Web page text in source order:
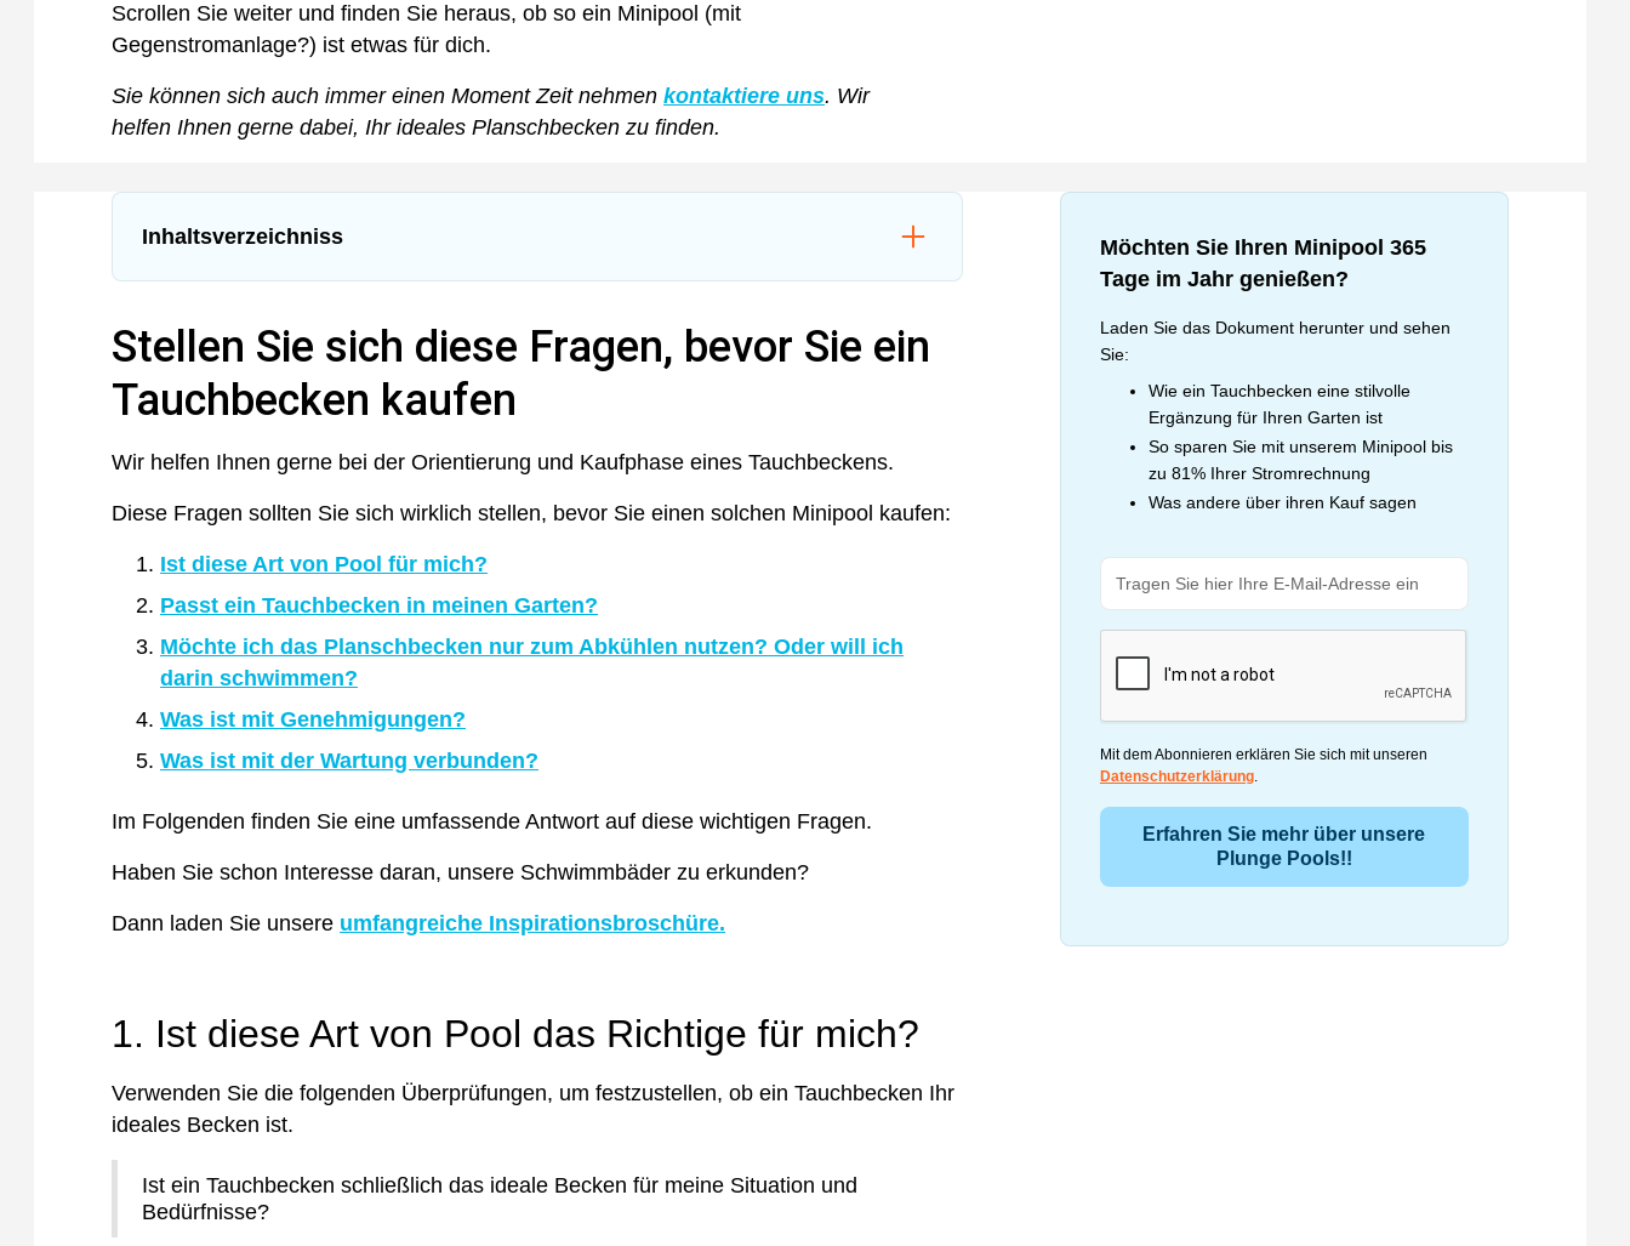
Scrollen Sie weiter und finden Sie heraus, ob so ein Minipool (mit
Gegenstromanlage?) ist etwas für dich.
Sie können sich auch immer einen Moment Zeit nehmen kontaktiere uns. Wir
helfen Ihnen gerne dabei, Ihr ideales Planschbecken zu finden.
Inhaltsverzeichniss
So sehen sie in den Gärten der Menschen aus!
Nachteile dieser Art von Pool
Stellen Sie sich diese Fragen, bevor Sie ein
Tauchbecken kaufen
Wir helfen Ihnen gerne bei der Orientierung und Kaufphase eines Tauchbeckens.
Diese Fragen sollten Sie sich wirklich stellen, bevor Sie einen solchen Minipool kaufen:
Ist diese Art von Pool für mich?
Passt ein Tauchbecken in meinen Garten?
Möchte ich das Planschbecken nur zum Abkühlen nutzen? Oder will ich
darin schwimmen?
Was ist mit Genehmigungen?
Was ist mit der Wartung verbunden?
Im Folgenden finden Sie eine umfassende Antwort auf diese wichtigen Fragen.
Haben Sie schon Interesse daran, unsere Schwimmbäder zu erkunden?
Dann laden Sie unsere umfangreiche Inspirationsbroschüre.
1. Ist diese Art von Pool das Richtige für mich?
Verwenden Sie die folgenden Überprüfungen, um festzustellen, ob ein Tauchbecken Ihr
ideales Becken ist.
Ist ein Tauchbecken schließlich das ideale Becken für meine Situation und
Bedürfnisse?
Möchten Sie Ihren Minipool 365
Tage im Jahr genießen?
Laden Sie das Dokument herunter und sehen
Sie:
Wie ein Tauchbecken eine stilvolle
Ergänzung für Ihren Garten ist
So sparen Sie mit unserem Minipool bis
zu 81% Ihrer Stromrechnung
Was andere über ihren Kauf sagen
Mit dem Abonnieren erklären Sie sich mit unseren
Datenschutzerklärung.